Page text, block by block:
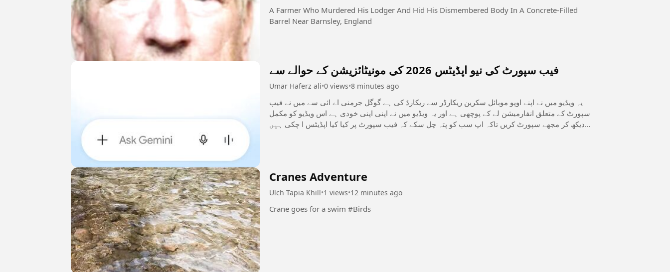
A Farmer Who Murdered His Lodger And Hid His Dismembered Body In A Concrete-Filled
Barrel Near Barnsley, England
فیب سپورٹ کی نیو اپڈیٹس 2026 کی مونیٹائزیشن کے حوالے سے
Umar Haferz ali•0 views•8 minutes ago
یہ ویڈیو میں نے اپنے اوپو موبائل سکرین ریکارڈر سے ریکارڈ کی ہے گوگل جرمنی اے ائی سے میں نے فیب
سپورٹ کے متعلق انفارمیشن لے کے پوچھی ہے اور یہ ویڈیو میں نے اپنی اپنی خودی ہے اس ویڈیو کو مکمل
دیکھ کر مجھے سپورٹ کریں تاکہ اپ سب کو پتہ چل سکے کہ فیب سپورٹ پر کیا کیا اپڈیٹس ا چکی ہیں
Cranes Adventure
Ulch Tapia Khill•1 views•12 minutes ago
Crane goes for a swim #Birds